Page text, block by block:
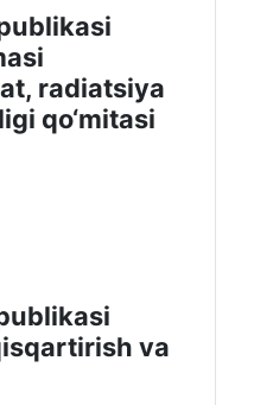
radiatsiya
qo‘mitasi
va